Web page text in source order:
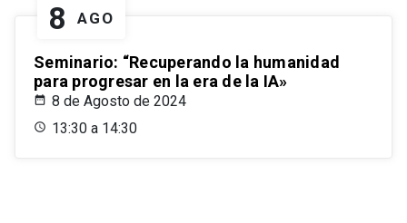
8 AGO
Seminario: “Recuperando la humanidad
para progresar en la era de la IA»
8 de Agosto de 2024
13:30 a 14:30